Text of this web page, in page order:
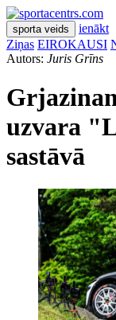
sporta veids
ienākt
Ziņas EIROKAUSI
Autors: Juris Grīns
uzvara
sastāvā